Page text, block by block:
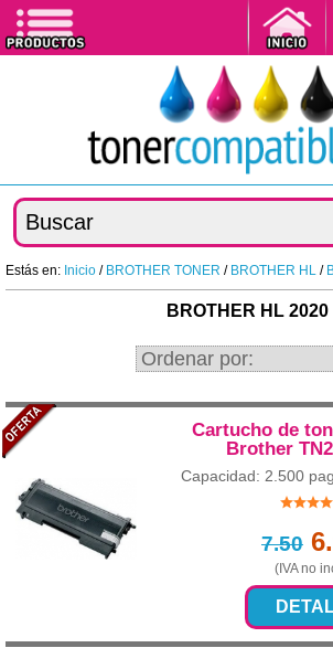
Estás en: Inicio / BROTHER TONER / BROTHER HL /
BROTHER HL 2020
Cartucho de
Brother
Capacidad: 2.500
7.50
(IVA no